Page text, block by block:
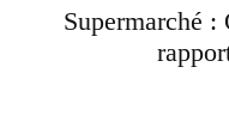
Supermarché